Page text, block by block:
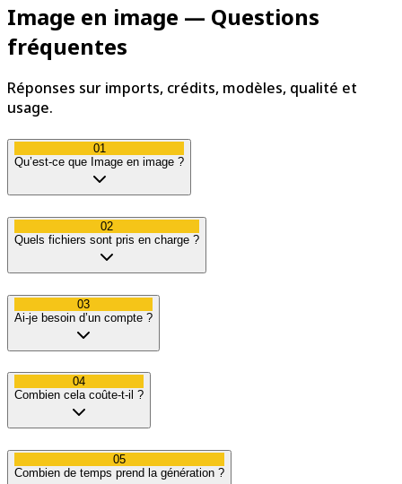
Image en image — Questions
fréquentes
Réponses sur imports, crédits, modèles, qualité et
usage.
01
Qu’est-ce que Image en image ?
02
Quels fichiers sont pris en charge ?
03
Ai-je besoin d’un compte ?
04
Combien cela coûte-t-il ?
05
Combien de temps prend la génération ?